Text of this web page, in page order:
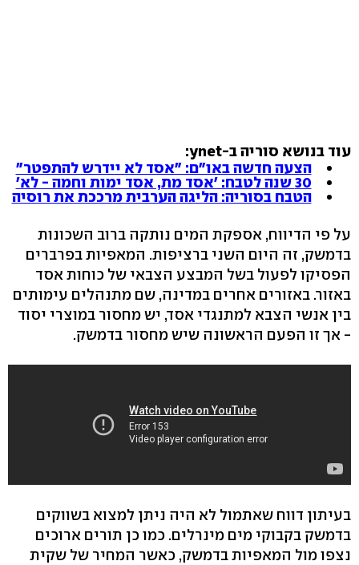
עוד בנושא סוריה ב-ynet:
הצעה חדשה באו"ם: "אסד לא יידרש להתפטר"
30 שנה לטבח: 'אסד מת, אסד ימות וחמה - לא'
הטבח בסוריה: הליגה הערבית מרככת את רוסיה
על פי הדיווח, אספקת המים נותקה ברוב השכונות
בדמשק, זה היום השני ברציפות. המאפיות בפרברים
הפסיקו לפעול בשל המבצע הצבאי של כוחות אסד
באזור. באזורים אחרים במדינה, שם מתנהלים עימותים
בין אנשי הצבא למתנגדי אסד, יש מחסור במוצרי יסוד
- אך זו הפעם הראשונה שיש מחסור בדמשק.
בעיתון דווח שאתמול לא היה ניתן למצוא בשווקים
בדמשק בקבוקי מים מינרלים. כמו כן תורים ארוכים
נצפו מול המאפיות בדמשק, כאשר המחיר של שקית